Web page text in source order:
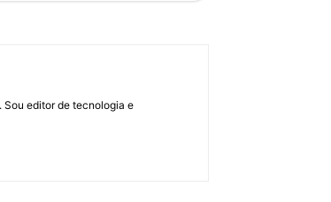
editor de tecnologia e